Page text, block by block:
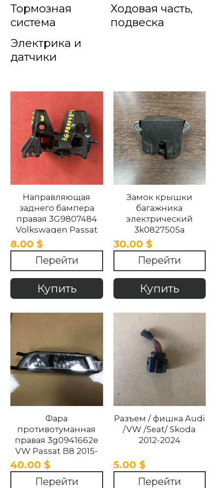
Тормозная
система
Ходовая часть,
подвеска
Электрика и
датчики
Направляющая
заднего бампера
правая 3G9807484
Volkswagen Passat
b8 2014-2020
8.00 $
Перейти
Купить
Замок крышки
багажника
электрический
3k0827505a
Volkswagen Passat
b7 2010-2014.
30.00 $
Перейти
Купить
Фара
противотуманная
правая 3g0941662e
VW Passat B8 2015-
2018
40.00 $
Перейти
Разъем / фишка Audi
/VW /Seat/ Skoda
2012-2024
5.00 $
Перейти